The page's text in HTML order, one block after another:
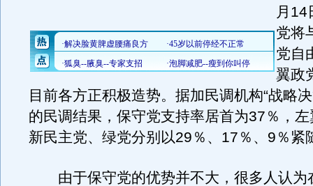
月14
党将
党自
翼政
目前各方正积极造势。据加民调机构“战略
的民调结果，保守党支持率居首为37％，
新民主党、绿党分别以29％、17％、9％紧
由于保守党的优势并不大，很多人认为